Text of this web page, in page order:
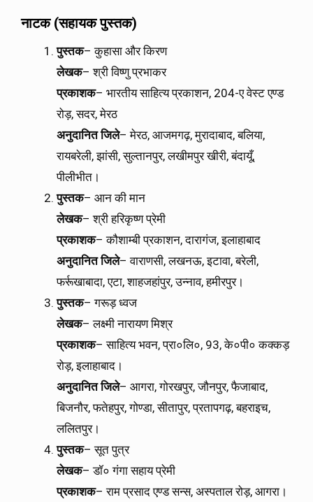
नाटक(सहायक पुस्तक)
पुस्तक– कुहासा और किरण
लेखक– श्री विष्णु प्रभाकर
प्रकाशक– भारतीय साहित्य प्रकाशन, 204-ए वेस्ट एण्ड
रोड़, सदर, मेरठ
अनुदानित जिले– मेरठ, आजमगढ़, मुरादाबाद, बलिया,
रायबरेली, झांसी, सुल्तानपुर, लखीमपुर खीरी, बंदायूँ,
पीलीभीत।
पुस्तक– आन की मान
लेखक– श्री हरिकृष्ण प्रेमी
प्रकाशक– कौशाम्बी प्रकाशन, दारागंज, इलाहाबाद
अनुदानित जिले– वाराणसी, लखनऊ, इटावा, बरेली,
फर्रूखाबादा, एटा, शाहजहांपुर, उन्नाव, हमीरपुर।
पुस्तक– गरूड़ ध्वज
लेखक– लक्ष्मी नारायण मिश्र
प्रकाशक– साहित्य भवन, प्रा०लि०, 93, के०पी० कक्कड़
रोड़, इलाहाबाद।
अनुदानित जिले– आगरा, गोरखपुर, जौनपुर, फैजाबाद,
बिजनौर, फतेहपुर, गोण्डा, सीतापुर, प्रतापगढ़, बहराइच,
ललितपुर।
पुस्तक– सूत पुत्र
लेखक– डॉ० गंगा सहाय प्रेमी
प्रकाशक– राम प्रसाद एण्ड सन्स, अस्पताल रोड़, आगरा।